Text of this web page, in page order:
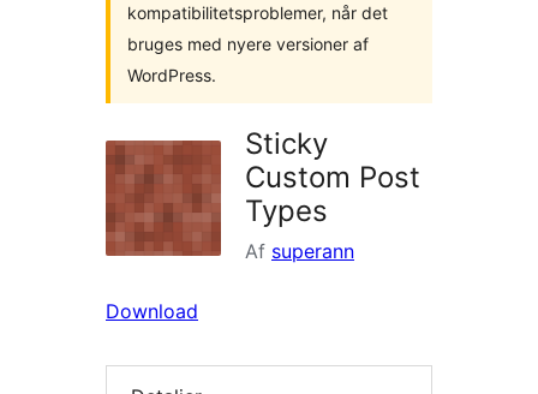
kompatibilitetsproblemer, når det
bruges med nyere versioner af
WordPress.
Sticky
Custom Post
Types
Af superann
Download